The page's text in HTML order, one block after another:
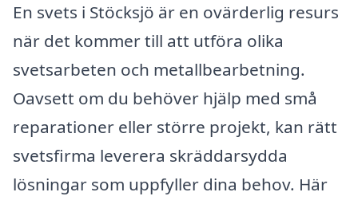
En svets i Stöcksjö är en ovärderlig resurs
när det kommer till att utföra olika
svetsarbeten och metallbearbetning.
Oavsett om du behöver hjälp med små
reparationer eller större projekt, kan rätt
svetsfirma leverera skräddarsydda
lösningar som uppfyller dina behov. Här